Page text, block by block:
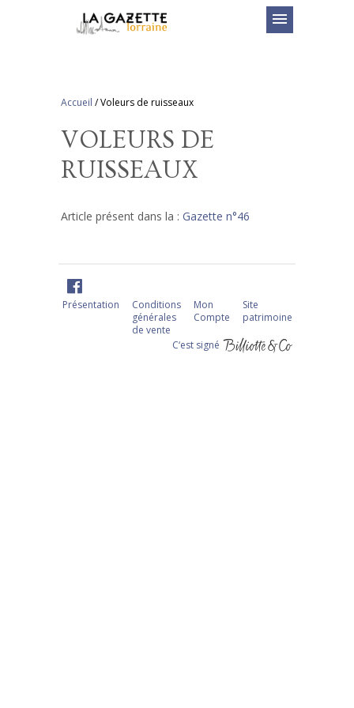
menu
Accueil /Voleurs de ruisseaux
VOLEURS DE
RUISSEAUX
Article présent dans la : Gazette n°46
Présentation
Conditions
générales
de vente
Mon
Compte
Site
patrimoine
C‘est signé